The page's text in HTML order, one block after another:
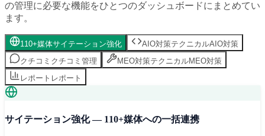
の管理に必要な機能をひとつのダッシュボードにまとめてい
ます。
110+媒体サイテーション強化 AIO対策テクニカルAIO対策
クチコミ クチコミ管理 MEO対策テクニカルMEO対策
レポート レポート
サイテーション強化 — 110+媒体への一括連携